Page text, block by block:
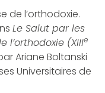
de l’orthodoxie.
Le Salut par les
l’orthodoxie (XIIIe
Ariane Boltanski
Universitaires de